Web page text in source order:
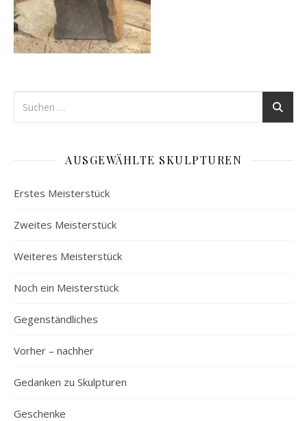
AUSGEWÄHLTE SKULPTUREN
Erstes Meisterstück
Zweites Meisterstück
Weiteres Meisterstück
Noch ein Meisterstück
Gegenständliches
Vorher – nachher
Gedanken zu Skulpturen
Geschenke